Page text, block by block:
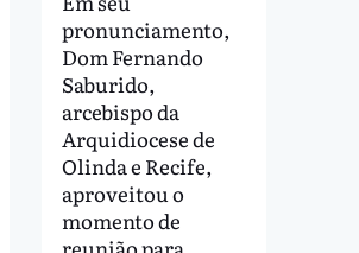
pronunciamento,
Dom Fernando
Saburido,
arcebispo da
Arquidiocese de
Olinda e Recife,
aproveitou o
momento de